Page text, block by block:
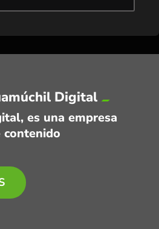
Digital
es una empresa
contenido